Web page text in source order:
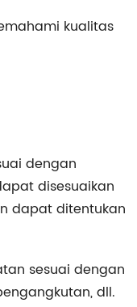
kualitas
dengan
disesuaikan
dapat ditentukan
sesuai dengan
dll.